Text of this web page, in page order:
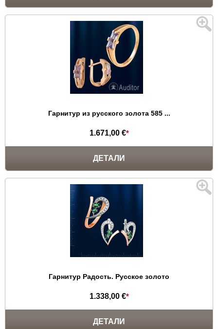
Гарнитур из русского золота 585 ...
1.671,00 €*
ДЕТАЛИ
Гарнитур Радость. Русское золото
1.338,00 €*
ДЕТАЛИ